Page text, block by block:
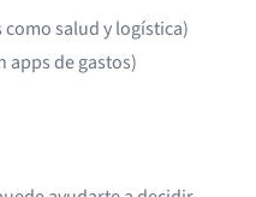
como salud y logística)
apps de gastos)